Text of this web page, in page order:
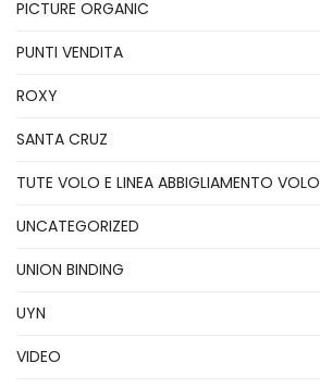
PICTURE ORGANIC
PUNTI VENDITA
ROXY
SANTA CRUZ
TUTE VOLO E LINEA ABBIGLIAMENTO VOLO
UNCATEGORIZED
UNION BINDING
UYN
VIDEO